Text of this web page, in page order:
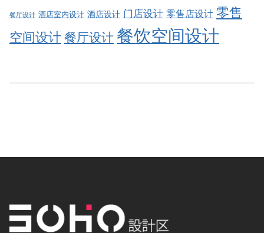
餐厅设计 酒店室内设计 酒店设计 门店设计 零售店设计 零售
空间设计餐厅设计 餐饮空间设计